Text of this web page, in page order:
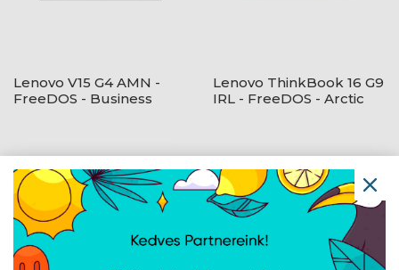
Lenovo V15 G4 AMN -
FreeDOS - Business
Lenovo ThinkBook 16 G9
IRL - FreeDOS - Arctic